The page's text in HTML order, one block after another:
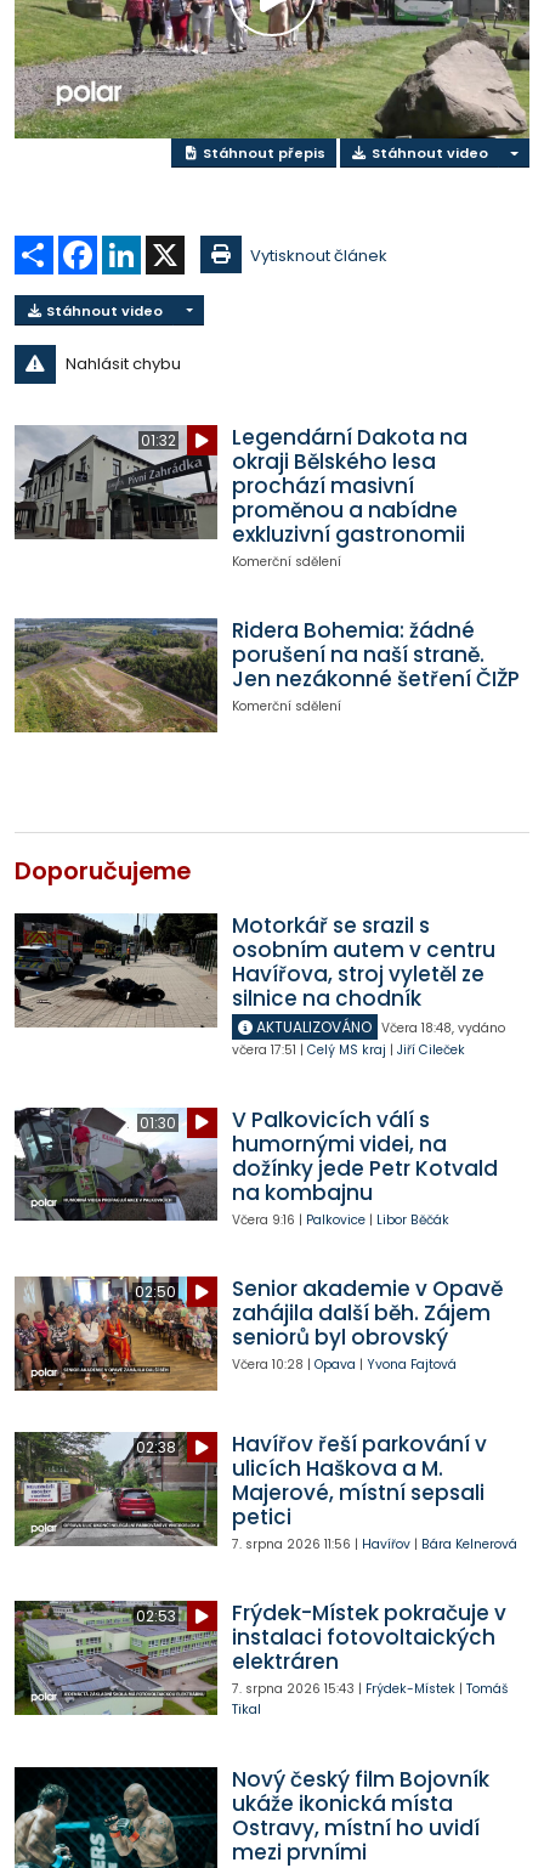
Přehrát
video
Stáhnout přepis Stáhnout video
Sdílet Facebook
LinkedIn Vytisknout článek
Stáhnout video
Nahlásit chybu
01:32
Legendární Dakota na
okraji Bělského lesa
prochází masivní
proměnou a nabídne
exkluzivní gastronomii
Komerční sdělení
Ridera Bohemia: žádné
porušení na naší straně.
Jen nezákonné šetření ČIŽP
Komerční sdělení
Doporučujeme
Motorkář se srazil s
osobním autem v centru
Havířova, stroj vyletěl ze
silnice na chodník
AKTUALIZOVÁNO Včera 18:48, vydáno
včera 17:51 | Celý MS kraj | Jiří Cileček
01:30
V Palkovicích válí s
humornými videi, na
dožínky jede Petr Kotvald
na kombajnu
Včera 9:16 | Palkovice| Libor Běčák
02:50
Senior akademie v Opavě
zahájila další běh. Zájem
seniorů byl obrovský
Včera 10:28 | Opava | Yvona Fajtová
02:38
Havířov řeší parkování v
ulicích Haškova a M.
Majerové, místní sepsali
petici
7. srpna 2026 11:56 | Havířov| Bára Kelnerová
02:53
Frýdek-Místek pokračuje v
instalaci fotovoltaických
elektráren
7. srpna 2026 15:43 | Frýdek-Místek| Tomáš
Tikal
Nový český film Bojovník
ukáže ikonická místa
Ostravy, místní ho uvidí
mezi prvními